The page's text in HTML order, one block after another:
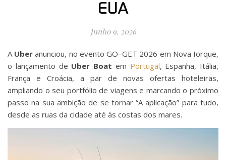
EUA
Junho 9, 2026
A Uber anunciou, no evento GO–GET 2026 em Nova Iorque,
o lançamento de Uber Boat em Portugal, Espanha, Itália,
França e Croácia, a par de novas ofertas hoteleiras,
ampliando o seu portfólio de viagens e marcando o próximo
passo na sua ambição de se tornar “A aplicação” para tudo,
desde as ruas da cidade até às costas dos mares.